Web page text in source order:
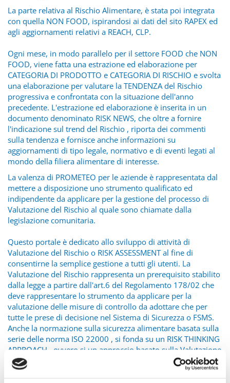
La parte relativa al Rischio Alimentare, è stata poi integrata
con quella NON FOOD, ispirandosi ai dati del sito RAPEX ed
agli aggiornamenti relativi a REACH, CLP.
Ogni mese, in modo parallelo per il settore FOOD che NON
FOOD, viene fatta una estrazione ed elaborazione per
CATEGORIA DI PRODOTTO e CATEGORIA DI RISCHIO e svolta
una elaborazione per valutare la TENDENZA del Rischio
progressiva e confrontata con la situazione dell'anno
precedente. L'estrazione ed elaborazione è inserita in un
documento denominato RISK NEWS, che oltre a fornire
l'indicazione sul trend del Rischio , riporta dei commenti
sulla tendenza e fornisce anche informazioni su
aggiornamenti di tipo legale, normativo e di eventi legati al
mondo della filiera alimentare di interesse.
La valenza di PROMETEO per le aziende è rappresentata dal
mettere a disposizione uno strumento qualificato ed
indipendente da applicare per la gestione del processo di
Valutazione del Rischio al quale sono chiamate dalla
legislazione comunitaria.
Questo portale è dedicato allo sviluppo di attività di
Valutazione del Rischio o RISK ASSESSMENT al fine di
consentirne la semplice gestione a tutti gli utenti. La
Valutazione del Rischio rappresenta un prerequisito stabilito
dalla legge a partire dall'art.6 del Regolamento 178/02 che
deve rappresentare lo strumento da applicare per la
valutazione delle misure di controllo da adottare che per
tutte le prese di decisione nel Sistema di Sicurezza o FSMS.
Anche la normazione sulla sicurezza alimentare basata sulla
serie delle norma ISO 22000 , si fonda su un RISK THINKING
APPROACH , ovvero si un approccio basato sulla Valutazione
del Rischio. Nei processi di maggior complessità e
dimenzione la Valutazione del Rischio rappresenta lo